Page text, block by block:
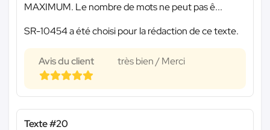
MAXIMUM. Le nombre de mots ne peut pas ê...
SR-10454 a été choisi pour la rédaction de ce texte.
Avis du client très bien / Merci
Texte #20